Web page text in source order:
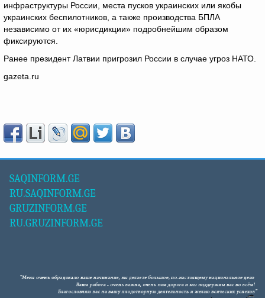
инфраструктуры России, места пусков украинских или якобы
украинских беспилотников, а также производства БПЛА
независимо от их «юрисдикции» подробнейшим образом
фиксируются.
Ранее президент Латвии пригрозил России в случае угроз НАТО.
gazeta.ru
SAQINFORM.GE
RU.SAQINFORM.GE
GRUZINFORM.GE
RU.GRUZINFORM.GE